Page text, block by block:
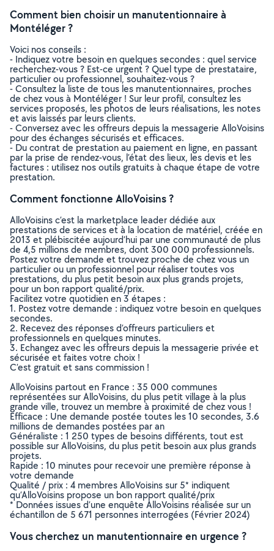
Comment bien choisir un manutentionnaire à
Montéléger ?
Voici nos conseils :
- Indiquez votre besoin en quelques secondes : quel service
recherchez-vous ? Est-ce urgent ? Quel type de prestataire,
particulier ou professionnel, souhaitez-vous ?
- Consultez la liste de tous les manutentionnaires, proches
de chez vous à Montéléger ! Sur leur profil, consultez les
services proposés, les photos de leurs réalisations, les notes
et avis laissés par leurs clients.
- Conversez avec les offreurs depuis la messagerie AlloVoisins
pour des échanges sécurisés et efficaces.
- Du contrat de prestation au paiement en ligne, en passant
par la prise de rendez-vous, l’état des lieux, les devis et les
factures : utilisez nos outils gratuits à chaque étape de votre
prestation.
Comment fonctionne AlloVoisins ?
AlloVoisins c’est la marketplace leader dédiée aux
prestations de services et à la location de matériel, créée en
2013 et plébiscitée aujourd’hui par une communauté de plus
de 4,5 millions de membres, dont 300 000 professionnels.
Postez votre demande et trouvez proche de chez vous un
particulier ou un professionnel pour réaliser toutes vos
prestations, du plus petit besoin aux plus grands projets,
pour un bon rapport qualité/prix.
Facilitez votre quotidien en 3 étapes :
1. Postez votre demande : indiquez votre besoin en quelques
secondes.
2. Recevez des réponses d’offreurs particuliers et
professionnels en quelques minutes.
3. Echangez avec les offreurs depuis la messagerie privée et
sécurisée et faites votre choix !
C’est gratuit et sans commission !
AlloVoisins partout en France : 35 000 communes
représentées sur AlloVoisins, du plus petit village à la plus
grande ville, trouvez un membre à proximité de chez vous !
Efficace : Une demande postée toutes les 10 secondes, 3.6
millions de demandes postées par an
Généraliste : 1 250 types de besoins différents, tout est
possible sur AlloVoisins, du plus petit besoin aux plus grands
projets.
Rapide : 10 minutes pour recevoir une première réponse à
votre demande
Qualité / prix : 4 membres AlloVoisins sur 5* indiquent
qu’AlloVoisins propose un bon rapport qualité/prix
* Données issues d’une enquête AlloVoisins réalisée sur un
échantillon de 5 671 personnes interrogées (Février 2024)
Vous cherchez un manutentionnaire en urgence ?